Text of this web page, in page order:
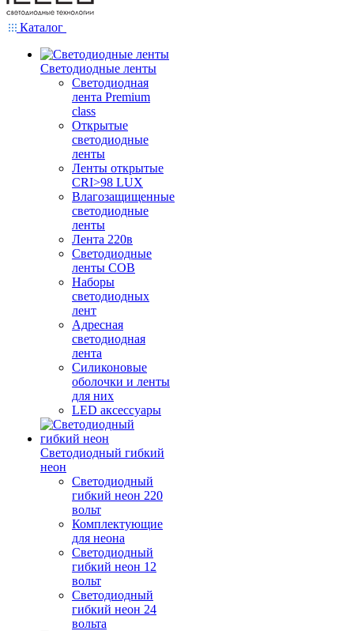
Каталог
Светодиодные ленты
Светодиодная
лента Premium
class
Открытые
светодиодные
ленты
Ленты открытые
CRI>98 LUX
Влагозащищенные
светодиодные
ленты
Лента 220в
Светодиодные
ленты COB
Наборы
светодиодных
лент
Адресная
светодиодная
лента
Силиконовые
оболочки и ленты
для них
LED аксессуары
Светодиодный гибкий
неон
Светодиодный
гибкий неон 220
вольт
Комплектующие
для неона
Светодиодный
гибкий неон 12
вольт
Светодиодный
гибкий неон 24
вольта